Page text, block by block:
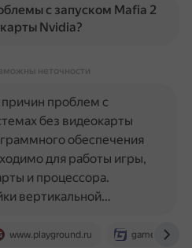
с запуском Mafia 2
Nvidia?
неточности
www.playground.ru
проблем с
без видеокарты
обеспечения
для работы игры,
и процессора.
вертикальной…